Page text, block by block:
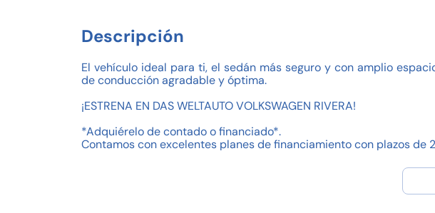
Descripción
El vehículo ideal para ti, el sedán más seguro y con amplio
de conducción agradable y óptima.
¡ESTRENA EN DAS WELTAUTO VOLKSWAGEN RIVERA!
*Adquiérelo de contado o financiado*.
Contamos con excelentes planes de financiamiento con plazos de